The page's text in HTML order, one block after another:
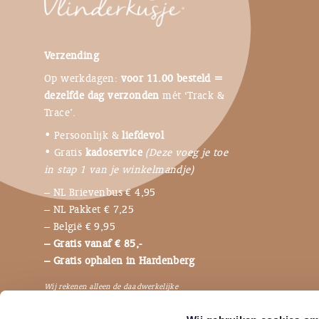
Verzending
Op werkdagen: voor 11.00 besteld =
dezelfde dag verzonden mét ‘Track &
Trace’.
• Persoonlijk &liefdevol
• Gratis kadoservice (Deze voeg je toe
in stap 1 van je winkelmandje)
– NL Brievenbus € 4,95
– NL Pakket € 7,25
– België € 9,95
– Gratis vanaf € 85,-
– Gratis ophalen in Hardenberg
Wij rekenen alleen de daadwerkelijke